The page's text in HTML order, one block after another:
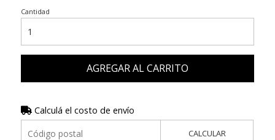
Cantidad
AGREGAR AL CARRITO
Calculá el costo de envío
CALCULAR